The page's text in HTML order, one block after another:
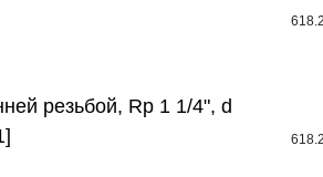
резьбой, Rp 1 1/4", d